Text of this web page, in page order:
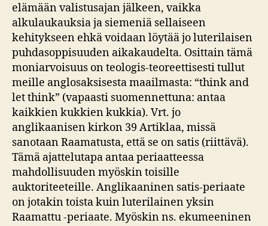
elämään valistusajan jälkeen, vaikka
alkulaukauksia ja siemeniä sellaiseen
kehitykseen ehkä voidaan löytää jo luterilaisen
puhdasoppisuuden aikakaudelta. Osittain tämä
moniarvoisuus on teologis-teoreettisesti tullut
meille anglosaksisesta maailmasta: “think and
let think” (vapaasti suomennettuna: antaa
kaikkien kukkien kukkia). Vrt. jo
anglikaanisen kirkon 39 Artiklaa, missä
sanotaan Raamatusta, että se on satis (riittävä).
Tämä ajattelutapa antaa periaatteessa
mahdollisuuden myöskin toisille
auktoriteeteille. Anglikaaninen satis-periaate
on jotakin toista kuin luterilainen yksin
Raamattu -periaate. Myöskin ns. ekumeeninen